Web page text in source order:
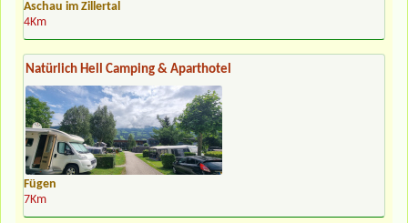
Aschau im Zillertal
4Km
Natürlich Hell Camping & Aparthotel
Fügen
7Km